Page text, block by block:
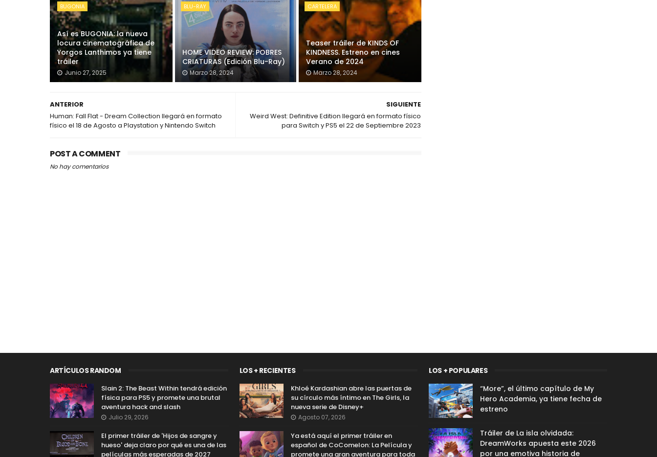
BUGONIA
Así es BUGONIA: la nueva
locura cinematográfica de
Yorgos Lanthimos ya tiene
tráiler
Junio 27, 2025
BLU-RAY
HOME VIDEO REVIEW: POBRES
CRIATURAS (Edición Blu-Ray)
Marzo 28, 2024
CARTELERA
Teaser tráiler de KINDS OF
KINDNESS. Estreno en cines
Verano de 2024
Marzo 28, 2024
SIGUIENTE
Weird West: Definitive Edition llegará en formato físico
para Switch y PS5 el 22 de Septiembre 2023
ANTERIOR
Human: Fall Flat - Dream Collection llegará en formato
físico el 18 de Agosto a Playstation y Nintendo Switch
POST A COMMENT
No hay comentarios
ARTÍCULOS RANDOM
Slain 2: The Beast Within tendrá edición
física para PS5 y promete una brutal
aventura hack and slash
Julio 29, 2026
El primer tráiler de 'Hijos de sangre y
hueso' deja claro por qué es una de las
películas más esperadas de 2027
LOS + RECIENTES
Khloé Kardashian abre las puertas de
su círculo más íntimo en The Girls, la
nueva serie de Disney+
Agosto 07, 2026
Ya está aquí el primer tráiler en
español de CoComelon: La Película y
promete una gran aventura para toda
LOS + POPULARES
“More”, el último capítulo de My
Hero Academia, ya tiene fecha de
estreno
Tráiler de La isla olvidada:
DreamWorks apuesta este 2026
por una emotiva historia de